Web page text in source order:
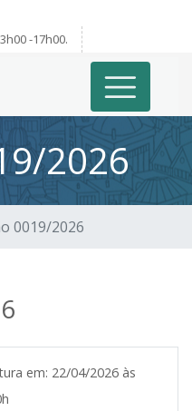
-17h00.
2026
0019/2026
em: 22/04/2026 às